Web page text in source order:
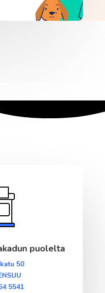
puolelta
50
5541